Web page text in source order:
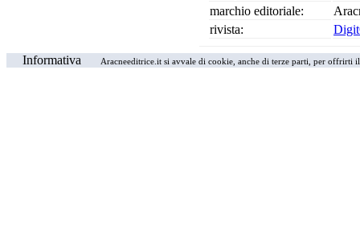
marchio editoriale:
rivista:
Informativa Aracneeditrice.it si avvale di cookie, anche di terze parti, per